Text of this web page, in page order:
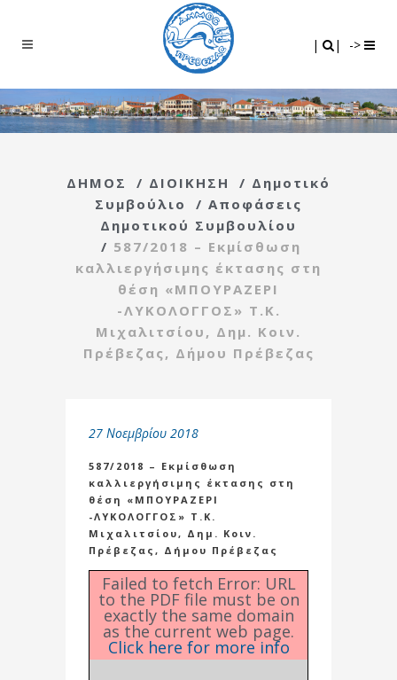
| | ->
ΔΗΜΟΣ / ΔΙΟΙΚΗΣΗ / Δημοτικό
Συμβούλιο
/ Αποφάσεις
Δημοτικού Συμβουλίου
/ 587/2018 – Εκμίσθωση
καλλιεργήσιμης έκτασης στη
θέση «ΜΠΟΥΡΑΖΕΡΙ
-ΛΥΚΟΛΟΓΓΟΣ» Τ.Κ.
Μιχαλιτσίου, Δημ. Κοιν.
Πρέβεζας, Δήμου Πρέβεζας
27 Νοεμβρίου 2018
587/2018 – Εκμίσθωση
καλλιεργήσιμης έκτασης στη
θέση «ΜΠΟΥΡΑΖΕΡΙ
-ΛΥΚΟΛΟΓΓΟΣ» Τ.Κ.
Μιχαλιτσίου, Δημ. Κοιν.
Πρέβεζας, Δήμου Πρέβεζας
Failed to fetch Error: URL
to the PDF file must be on
exactly the same domain
as the current web page.
Click here for more info